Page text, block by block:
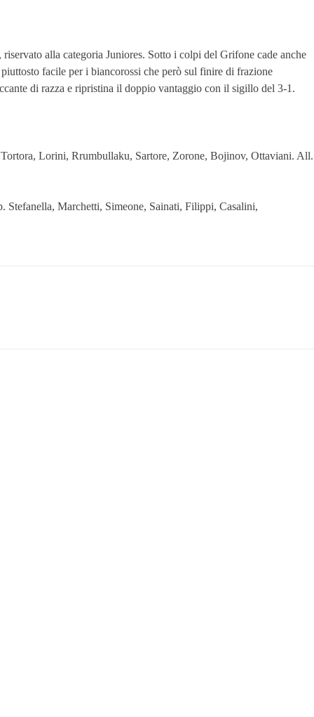
alla categoria Juniores. Sotto i colpi del Grifone cade anche
facile per i biancorossi che però sul finire di frazione
di razza e ripristina il doppio vantaggio con il sigillo del 3-1.
Lorini, Rrumbullaku, Sartore, Zorone, Bojinov, Ottaviani. All.
Marchetti, Simeone, Sainati, Filippi, Casalini,